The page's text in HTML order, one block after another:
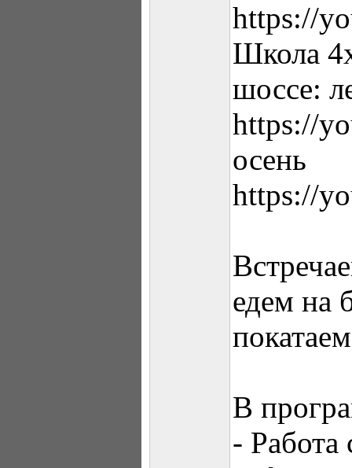
https://
Школа
шоссе:
https://
осень
https://
едем на
В
- Работа